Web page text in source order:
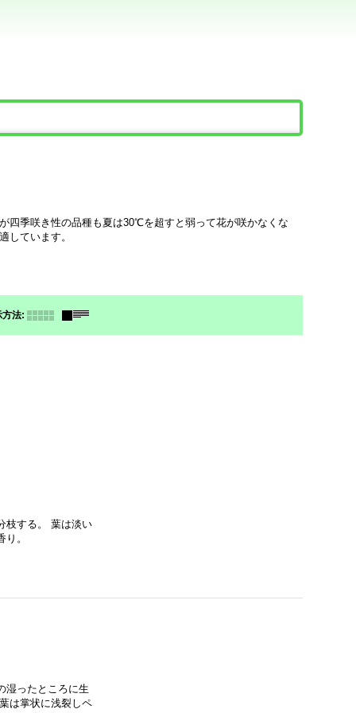
四季咲き性の品種も夏は30℃を超すと弱って花が咲かなくな
しています。
方法:
枝する。 葉は淡い
。
湿ったところに生
は掌状に浅裂しペ